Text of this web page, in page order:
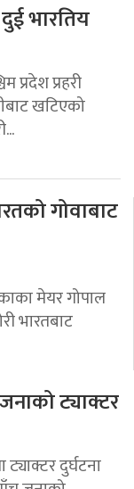
भारतिय
प्रदेश प्रहरी
खटिएको
गोवाबाट
मेयर गोपाल
भारतबाट
ट्याक्टर
दुर्घटना